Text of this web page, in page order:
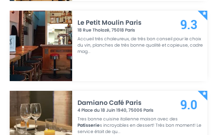
Le Petit Moulin Paris
18 Rue Tholozé,75018 Paris
Accueil très chaleureux, de très bon conseil pour le choix
du vin, planches de très bonne qualité et copieuse, cadre
mag...
9.3
Damiano Café Paris
4 Place du 18 Juin 1940,75006Paris
Tres bonne cuisine italienne maison avec des
Patisseries incroyables en dessert! Très bon moment! Le
service était de qu...
9.0